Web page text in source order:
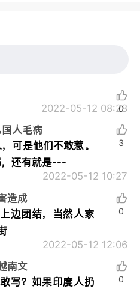
2022-05-12 08:28
0
人毛病
可是他们不敢惹。
，还有就是---
2022-05-12 10:27
3
造成
边团结，当然人家
2022-05-12 12:06
0
南文
写？如果印度人扔
0